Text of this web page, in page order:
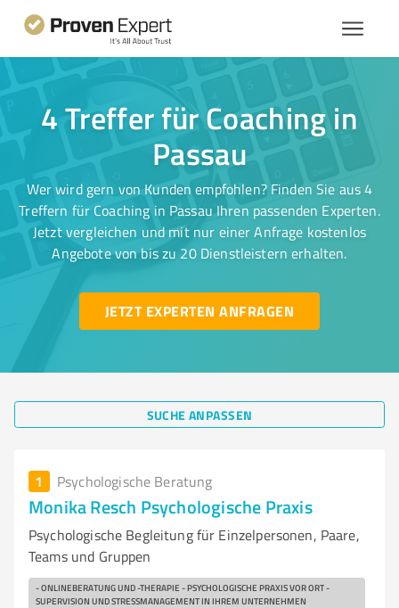
4 Treffer für Coaching in
Passau
Wer wird gern von Kunden empfohlen? Finden Sie aus 4
Treffern für Coaching in Passau Ihren passenden Experten.
Jetzt vergleichen und mit nur einer Anfrage kostenlos
Angebote von bis zu 20 Dienstleistern erhalten.
JETZT EXPERTEN ANFRAGEN
SUCHE ANPASSEN
1 Psychologische Beratung
Monika Resch Psychologische Praxis
Psychologische Begleitung für Einzelpersonen, Paare,
Teams und Gruppen
- ONLINEBERATUNG UND -THERAPIE - PSYCHOLOGISCHE PRAXIS VOR ORT -
SUPERVISION UND STRESSMANAGEMENT IN IHREM UNTERNEHMEN